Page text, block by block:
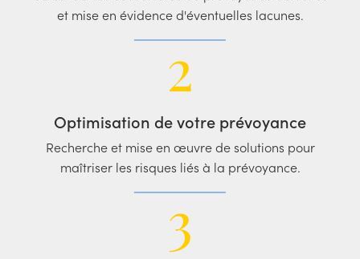
et mise en évidence d'éventuelles lacunes.
2
Optimisation de votre prévoyance
Recherche et mise en œuvre de solutions pour
maîtriser les risques liés à la prévoyance.
3